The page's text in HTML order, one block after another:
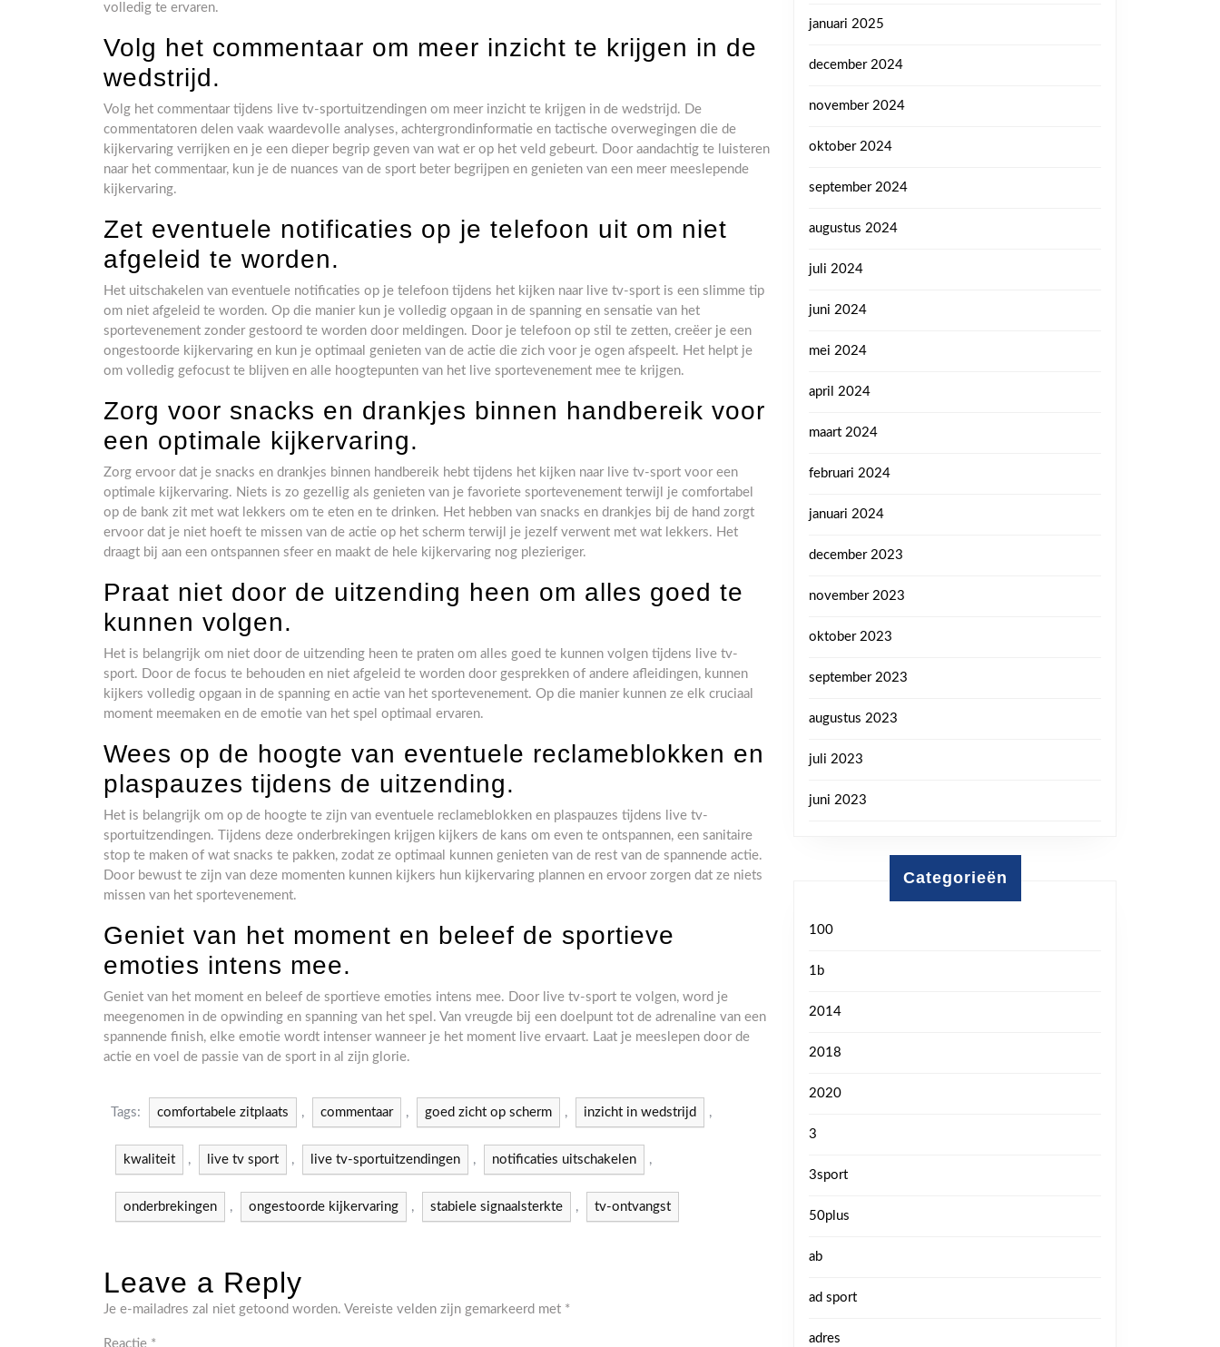
volledig te ervaren.
Volg het commentaar om meer inzicht te krijgen in de
wedstrijd.
Volg het commentaar tijdens live tv-sportuitzendingen om meer inzicht te krijgen in de wedstrijd. De
commentatoren delen vaak waardevolle analyses, achtergrondinformatie en tactische overwegingen die de
kijkervaring verrijken en je een dieper begrip geven van wat er op het veld gebeurt. Door aandachtig te luisteren
naar het commentaar, kun je de nuances van de sport beter begrijpen en genieten van een meer meeslepende
kijkervaring.
Zet eventuele notificaties op je telefoon uit om niet
afgeleid te worden.
Het uitschakelen van eventuele notificaties op je telefoon tijdens het kijken naar live tv-sport is een slimme tip
om niet afgeleid te worden. Op die manier kun je volledig opgaan in de spanning en sensatie van het
sportevenement zonder gestoord te worden door meldingen. Door je telefoon op stil te zetten, creëer je een
ongestoorde kijkervaring en kun je optimaal genieten van de actie die zich voor je ogen afspeelt. Het helpt je
om volledig gefocust te blijven en alle hoogtepunten van het live sportevenement mee te krijgen.
Zorg voor snacks en drankjes binnen handbereik voor
een optimale kijkervaring.
Zorg ervoor dat je snacks en drankjes binnen handbereik hebt tijdens het kijken naar live tv-sport voor een
optimale kijkervaring. Niets is zo gezellig als genieten van je favoriete sportevenement terwijl je comfortabel
op de bank zit met wat lekkers om te eten en te drinken. Het hebben van snacks en drankjes bij de hand zorgt
ervoor dat je niet hoeft te missen van de actie op het scherm terwijl je jezelf verwent met wat lekkers. Het
draagt bij aan een ontspannen sfeer en maakt de hele kijkervaring nog plezieriger.
Praat niet door de uitzending heen om alles goed te
kunnen volgen.
Het is belangrijk om niet door de uitzending heen te praten om alles goed te kunnen volgen tijdens live tv-
sport. Door de focus te behouden en niet afgeleid te worden door gesprekken of andere afleidingen, kunnen
kijkers volledig opgaan in de spanning en actie van het sportevenement. Op die manier kunnen ze elk cruciaal
moment meemaken en de emotie van het spel optimaal ervaren.
Wees op de hoogte van eventuele reclameblokken en
plaspauzes tijdens de uitzending.
Het is belangrijk om op de hoogte te zijn van eventuele reclameblokken en plaspauzes tijdens live tv-
sportuitzendingen. Tijdens deze onderbrekingen krijgen kijkers de kans om even te ontspannen, een sanitaire
stop te maken of wat snacks te pakken, zodat ze optimaal kunnen genieten van de rest van de spannende actie.
Door bewust te zijn van deze momenten kunnen kijkers hun kijkervaring plannen en ervoor zorgen dat ze niets
missen van het sportevenement.
Geniet van het moment en beleef de sportieve
emoties intens mee.
Geniet van het moment en beleef de sportieve emoties intens mee. Door live tv-sport te volgen, word je
meegenomen in de opwinding en spanning van het spel. Van vreugde bij een doelpunt tot de adrenaline van een
spannende finish, elke emotie wordt intenser wanneer je het moment live ervaart. Laat je meeslepen door de
actie en voel de passie van de sport in al zijn glorie.
Tags: comfortabele zitplaats , commentaar , goed zicht op scherm , inzicht in wedstrijd ,
kwaliteit , live tv sport , live tv-sportuitzendingen , notificaties uitschakelen ,
onderbrekingen , ongestoorde kijkervaring , stabiele signaalsterkte , tv-ontvangst
Leave a Reply
Je e-mailadres zal niet getoond worden. Vereiste velden zijn gemarkeerd met *
Reactie *
januari 2025
december 2024
november 2024
oktober 2024
september 2024
augustus 2024
juli 2024
juni 2024
mei 2024
april 2024
maart 2024
februari 2024
januari 2024
december 2023
november 2023
oktober 2023
september 2023
augustus 2023
juli 2023
juni 2023
Categorieën
100
1b
2014
2018
2020
3
3sport
50plus
ab
ad sport
adres